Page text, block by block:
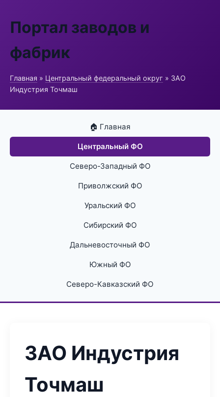
Портал заводов и
фабрик
Главная » Центральный федеральный округ » ЗАО
Индустрия Точмаш
🏠 Главная
Центральный ФО
Северо-Западный ФО
Приволжский ФО
Уральский ФО
Сибирский ФО
Дальневосточный ФО
Южный ФО
Северо-Кавказский ФО
ЗАО Индустрия
Точмаш